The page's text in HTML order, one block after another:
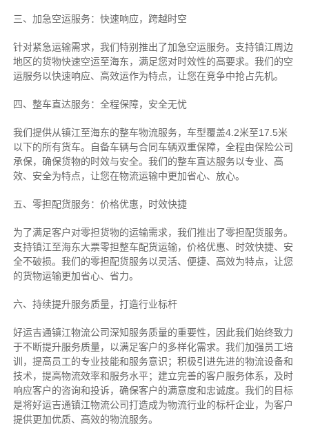
三、加急空运服务：快速响应，跨越时空
针对紧急运输需求，我们特别推出了加急空运服务。支持镇江周边
地区的货物快速空运至海东，满足您对时效性的高要求。我们的空
运服务以快速响应、高效运作为特点，让您在竞争中抢占先机。
四、整车直达服务：全程保障，安全无忧
我们提供从镇江至海东的整车物流服务，车型覆盖4.2米至17.5米
以下的所有货车。自备车辆与合同车辆双重保障，全程由保险公司
承保，确保货物的时效与安全。我们的整车直达服务以专业、高
效、安全为特点，让您在物流运输中更加省心、放心。
五、零担配货服务：价格优惠，时效快捷
为了满足客户对零担货物的运输需求，我们推出了零担配货服务。
支持镇江至海东大票零担整车配货运输，价格优惠、时效快捷、安
全不破损。我们的零担配货服务以灵活、便捷、高效为特点，让您
的货物运输更加省心、省力。
六、持续提升服务质量，打造行业标杆
好运吉通镇江物流公司深知服务质量的重要性，因此我们始终致力
于不断提升服务质量，以满足客户的多样化需求。我们加强员工培
训，提高员工的专业技能和服务意识；积极引进先进的物流设备和
技术，提高物流效率和服务水平；建立完善的客户服务体系，及时
响应客户的咨询和投诉，确保客户的满意度和忠诚度。我们的目标
是将好运吉通镇江物流公司打造成为物流行业的标杆企业，为客户
提供更加优质、高效的物流服务。